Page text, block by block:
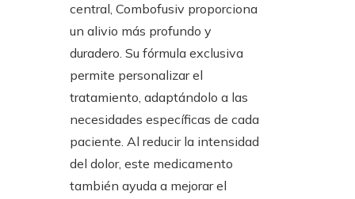
central, Combofusiv proporciona
un alivio más profundo y
duradero. Su fórmula exclusiva
permite personalizar el
tratamiento, adaptándolo a las
necesidades específicas de cada
paciente. Al reducir la intensidad
del dolor, este medicamento
también ayuda a mejorar el